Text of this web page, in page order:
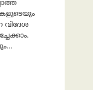
വിദേശ